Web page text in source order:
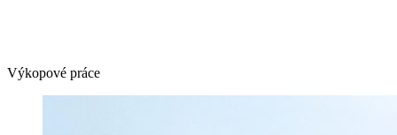
Výkopové práce